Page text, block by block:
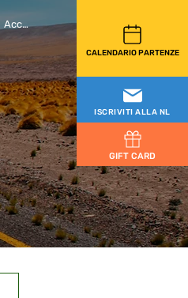
CALENDARIO PARTENZE
Accedi
ISCRIVITI ALLA NL
GIFT CARD